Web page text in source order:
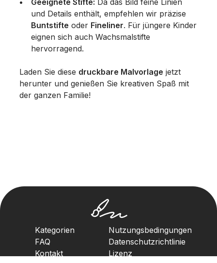
Geeignete Stifte: Da das Bild feine Linien
und Details enthält, empfehlen wir präzise
Buntstifte oder Fineliner. Für jüngere Kinder
eignen sich auch Wachsmalstifte
hervorragend.
Laden Sie diese druckbare Malvorlage jetzt
herunter und genießen Sie kreativen Spaß mit
der ganzen Familie!
Kategorien
FAQ
Kontakt
Nutzungsbedingungen
Datenschutzrichtlinie
Lizenz